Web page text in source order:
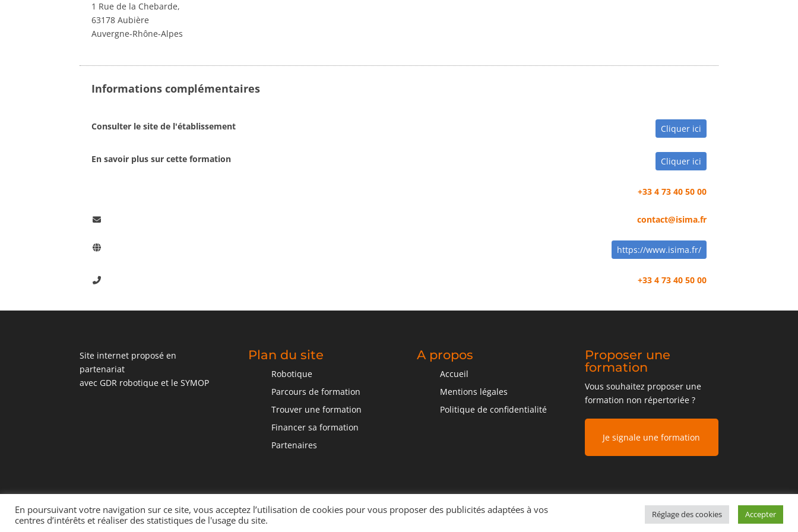
1 Rue de la Chebarde,
63178 Aubière
Auvergne-Rhône-Alpes
Informations complémentaires
Consulter le site de l'établissement Cliquer ici
En savoir plus sur cette formation Cliquer ici
+33 4 73 40 50 00
contact@isima.fr
https://www.isima.fr/
+33 4 73 40 50 00
Site internet proposé en
partenariat
avec GDR robotique et leSYMOP
Plan du site
Robotique
Parcours de formation
Trouver une formation
Financer sa formation
Partenaires
A propos
Accueil
Mentions légales
Politique de confidentialité
Proposer une
formation
Vous souhaitez proposer une
formation non répertoriée ?
Je signale une formation
Copyright 2021 - SYMOP | Designed bynexteo interactive
En poursuivant votre navigation sur ce site, vous acceptez l’utilisation de cookies pour vous proposer des publicités adaptées à vos
centres d’intérêts et réaliser des statistiques de l'usage du site.
Réglage des cookies Accepter